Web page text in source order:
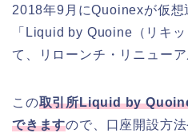
2018年9月にQuoinexが仮想
「Liquid by Quoine（リキ
て、リローンチ・リニューア
この取引所Liquid by
できますので、口座開設方